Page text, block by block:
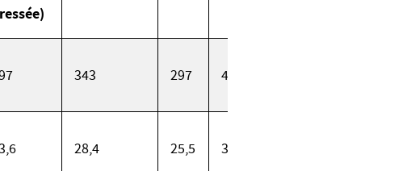
343 297 418
28,4 25,5 34,6